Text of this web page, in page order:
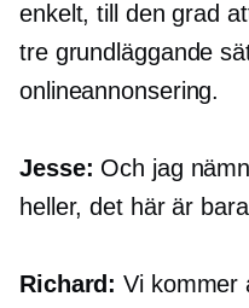
enkelt, till den grad
tre grundläggande
onlineannonsering.
Jesse: Och jag
heller, det här är
Richard: Vi kommer